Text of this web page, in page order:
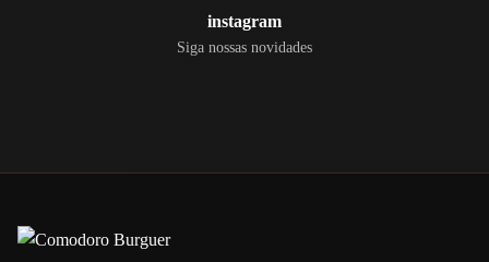
instagram
Siga nossas novidades